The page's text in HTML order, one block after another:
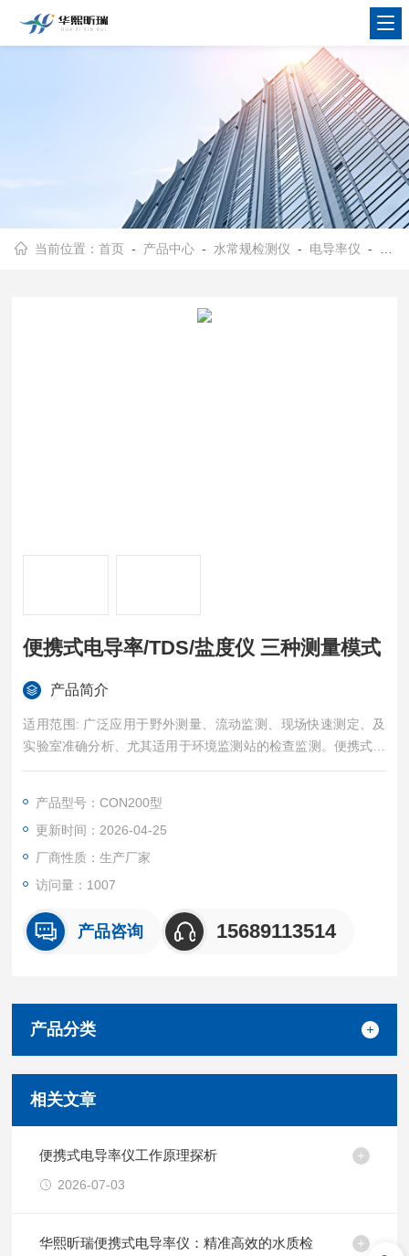
当前位置：首页 - 产品中心 - 水常规检测仪 - 电导率仪 - CON200型便携式电导率/TDS/盐度仪 三种测量模式
便携式电导率/TDS/盐度仪 三种测量模式
产品简介
适用范围: 广泛应用于野外测量、流动监测、现场快速测定、及
实验室准确分析、尤其适用于环境监测站的检查监测。便携式电
导率/TDS/盐度仪 三种测量模式
产品型号：CON200型
更新时间：2026-04-25
厂商性质：生产厂家
访问量：1007
产品咨询 15689113514
产品分类
相关文章
便携式电导率仪工作原理探析
2026-07-03
华熙昕瑞便携式电导率仪：精准高效的水质检